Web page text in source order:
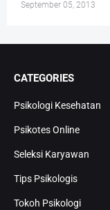
September 05, 2013
CATEGORIES
Psikologi Kesehatan
Psikotes Online
Seleksi Karyawan
Tips Psikologis
Tokoh Psikologi